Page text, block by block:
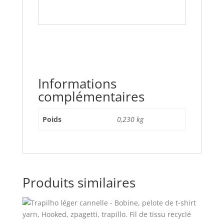
Informations
complémentaires
Poids 0,230 kg
Produits similaires